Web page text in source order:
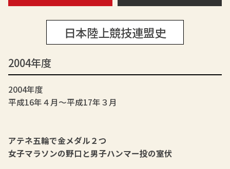
日本陸上競技連盟史
2004年度
2004年度
平成16年４月～平成17年３月
アテネ五輪で金メダル２つ
女子マラソンの野口と男子ハンマー投の室伏